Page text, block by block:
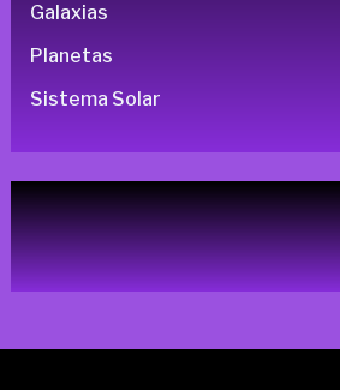
Galaxias
Planetas
Sistema Solar